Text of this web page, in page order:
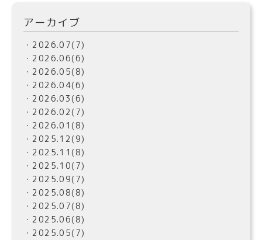
アーカイブ
・2026.07(7)
・2026.06(6)
・2026.05(8)
・2026.04(6)
・2026.03(6)
・2026.02(7)
・2026.01(8)
・2025.12(9)
・2025.11(8)
・2025.10(7)
・2025.09(7)
・2025.08(8)
・2025.07(8)
・2025.06(8)
・2025.05(7)